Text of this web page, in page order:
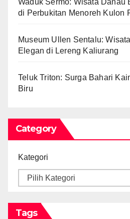
Waduk Sermo: Wisata Danau
di Perbukitan Menoreh Kulon
Museum Ullen Sentalu:
Elegan di Lereng Kaliurang
Teluk Triton: Surga Bahari
Biru
Category
Kategori
Tags